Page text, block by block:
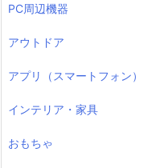
PC周辺機器
アウトドア
アプリ（スマートフォン）
インテリア・家具
おもちゃ